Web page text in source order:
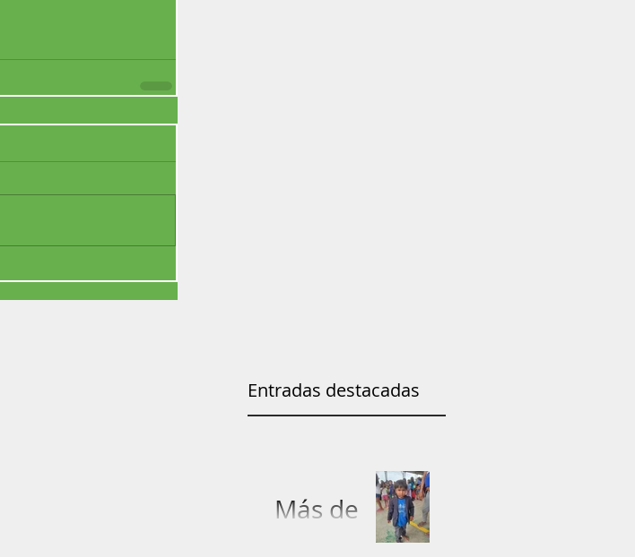
Entradas destacadas
Más de